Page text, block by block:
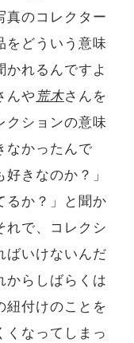
真のコレクター
をどういう意味
れるんですよ
んや 荒木さんを
クションの意味
なかったんで
きなのか？」
るか？」と聞か
れで、コレクシ
ばいけないんだ
からしばらくは
紐付けのことを
くなってしまっ